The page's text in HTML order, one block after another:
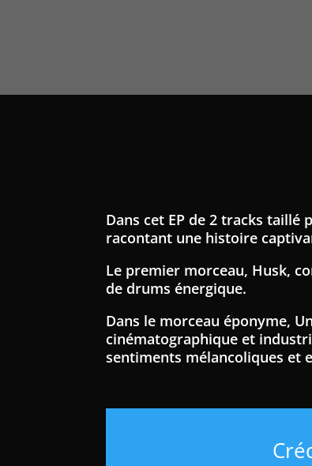
Dans cet EP de 2 tracks
racontant une histoire
Le premier morceau, Husk,
de drums énergique.
Dans le morceau éponyme,
cinématographique et
sentiments mélancoliques et